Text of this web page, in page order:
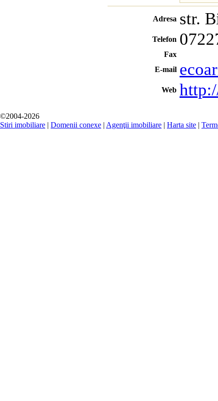
Adresa str.
Telefon
Fax
E-mail
Web
©2004-2026
Stiri imobiliare | Domenii conexe | Agenţii imobiliare | Harta site |